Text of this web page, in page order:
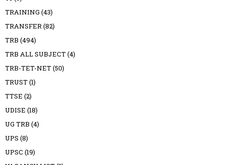
TRAINING (43)
TRANSFER(82)
TRB (494)
TRB ALL SUBJECT(4)
TRB-TET-NET(50)
TRUST(1)
TTSE (2)
UDISE (18)
UG TRB (4)
UPS (8)
UPSC (19)